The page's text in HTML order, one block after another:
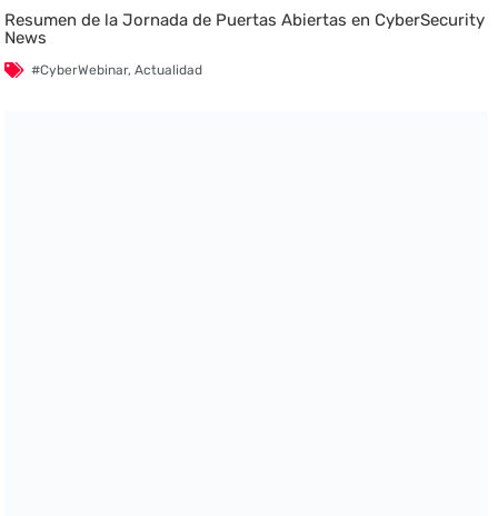
Resumen de la Jornada de Puertas Abiertas en CyberSecurity
News
#CyberWebinar,Actualidad